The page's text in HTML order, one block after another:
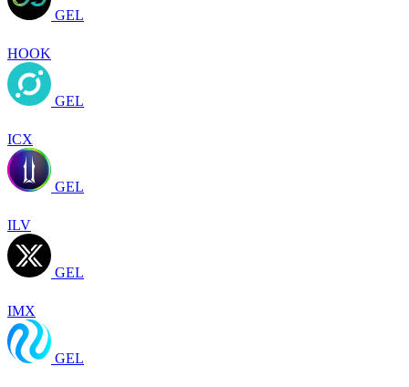
GEL
HOOK
GEL
ICX
GEL
ILV
GEL
IMX
GEL